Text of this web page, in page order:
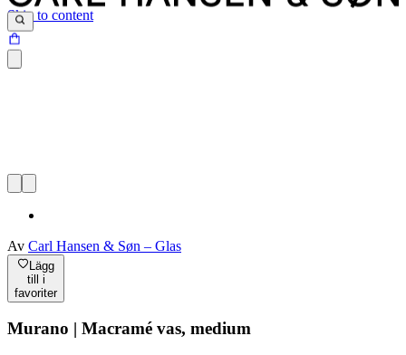
Skip to content
Av Carl Hansen & Søn – Glas
Lägg
till i
favoriter
Murano | Macramé vas, medium